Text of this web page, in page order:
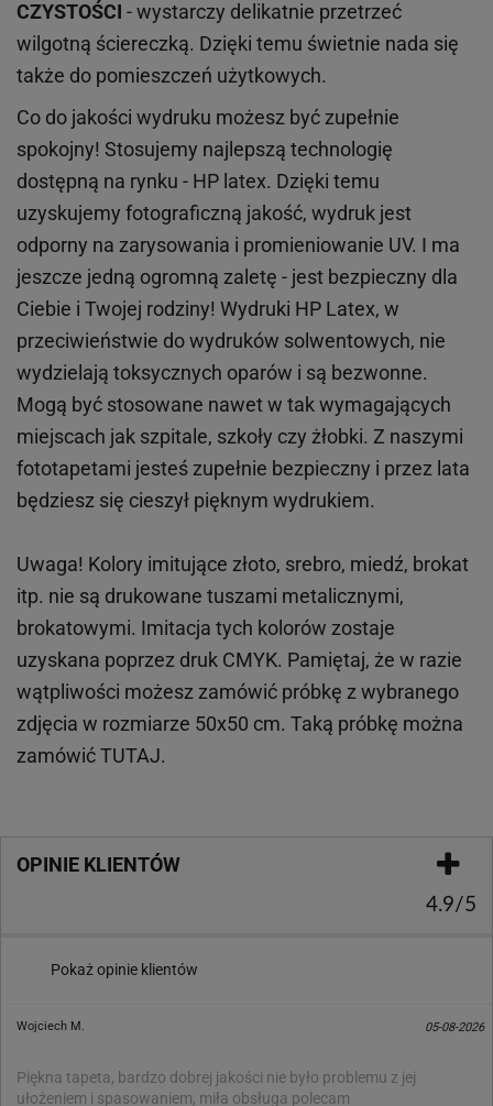
CZYSTOŚCI - wystarczy delikatnie przetrzeć
wilgotną ściereczką. Dzięki temu świetnie nada się
także do pomieszczeń użytkowych.
Co do jakości wydruku możesz być zupełnie
spokojny! Stosujemy najlepszą technologię
dostępną na rynku - HP latex. Dzięki temu
uzyskujemy fotograficzną jakość, wydruk jest
odporny na zarysowania i promieniowanie UV. I ma
jeszcze jedną ogromną zaletę - jest bezpieczny dla
Ciebie i Twojej rodziny! Wydruki HP Latex, w
przeciwieństwie do wydruków solwentowych, nie
wydzielają toksycznych oparów i są bezwonne.
Mogą być stosowane nawet w tak wymagających
miejscach jak szpitale, szkoły czy żłobki. Z naszymi
fototapetami jesteś zupełnie bezpieczny i przez lata
będziesz się cieszył pięknym wydrukiem.
Uwaga! Kolory imitujące złoto, srebro, miedź, brokat
itp. nie są drukowane tuszami metalicznymi,
brokatowymi. Imitacja tych kolorów zostaje
uzyskana poprzez druk CMYK. Pamiętaj, że w razie
wątpliwości możesz zamówić próbkę z wybranego
zdjęcia w rozmiarze 50x50 cm. Taką próbkę można
zamówićTUTAJ.
OPINIE KLIENTÓW
4.9/5
Pokaż opinie klientów
Wojciech M. 05-08-2026
Piękna tapeta, bardzo dobrej jakości nie było problemu z jej
ułożeniem i spasowaniem, miła obsługa polecam